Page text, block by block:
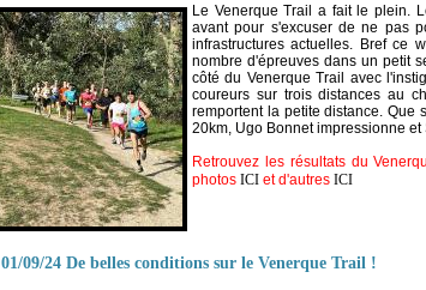
Le Venerque Trail a fait le plein.
avant pour s'excuser de ne pas
infrastructures actuelles. Bref ce
nombre d'épreuves dans un petit
côté du Venerque Trail avec
coureurs sur trois distances au
remportent la petite distance. Que
20km, Ugo Bonnet impressionne
Retrouvez les résultats du
photos ICI et d'autres ICI
01/09/24 De belles conditions sur le Venerque Trail !